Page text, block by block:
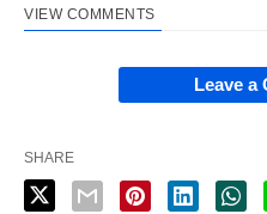
VIEW COMMENTS
Leave a
SHARE